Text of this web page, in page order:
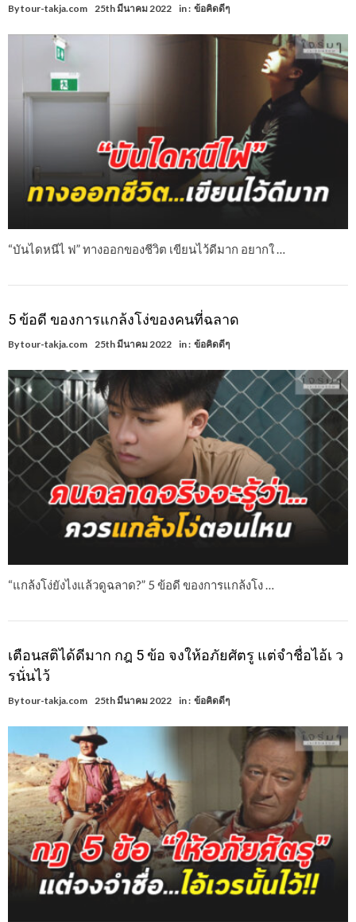
Bytour-takja.com 25th มีนาคม 2022 in : ข้อคิดดีๆ
“บันไดหนีไ ฟ” ทางออกของชีวิต เขียนไว้ดีมาก อยากใ …
5 ข้อดี ของการแกล้งโง่ของคนที่ฉลาด
Bytour-takja.com 25th มีนาคม 2022 in : ข้อคิดดีๆ
“แกล้งโง่ยังไงแล้วดูฉลาด?” 5 ข้อดี ของการแกล้งโง …
เตือนสติได้ดีมาก กฎ 5 ข้อ จงให้อภัยศัตรู แต่จำชื่อไอ้เ ว
รนั่นไว้
Bytour-takja.com 25th มีนาคม 2022 in : ข้อคิดดีๆ